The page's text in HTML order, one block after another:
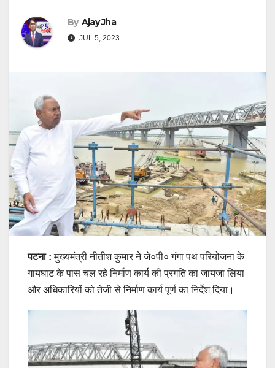
By Ajay Jha
JUL 5, 2023
पटना :मुख्यमंत्री नीतीश कुमार ने जे०पी० गंगा पथ परियोजना के
गायघाट के पास चल रहे निर्माण कार्य की प्रगति का जायजा लिया
और अधिकारियों को तेजी से निर्माण कार्य पूर्ण का निर्देश दिया।